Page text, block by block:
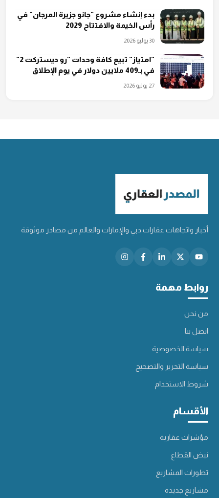
بدء إنشاء مشروع "جانو جزيرة المرجان" في
رأس الخيمة والافتتاح 2029
30 يوليو 2026
"امتياز" تبيع كافة وحدات "رو ديستركت 2"
في بـ409 ملايين دولار في يوم الإطلاق
27 يوليو 2026
أخبار واتجاهات عقارات دبي والإمارات والعالم من مصادر موثوقة
روابط مهمة
من نحن
اتصل بنا
سياسة الخصوصية
سياسة التحرير والتصحيح
شروط الاستخدام
الأقسام
مؤشرات عقارية
نبض القطاع
تطورات المشاريع
مشاريع جديدة